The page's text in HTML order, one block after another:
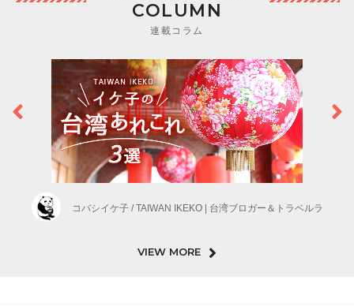
COLUMN
連載コラム
コバシイケ子 / TAIWAN IKEKO | 台湾ブロガー＆トラベルラ
VIEW MORE